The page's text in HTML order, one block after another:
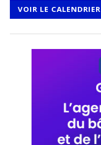
VOIR LE CALENDRIER